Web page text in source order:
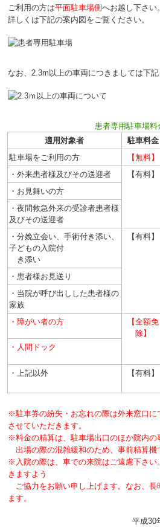
ご利用の方は平面駐車場側 へお越し下さい。
詳しくは下記の案内図をご覧ください。
なお、2.3m以上の車両につきましては下記
患者専用駐車場料
適用対象者
駐車料金
駐車場をご利用の方
【無料】
・外来患者様及びその送迎者
【有料】
・お見舞いの方
・夜間救急外来の受診者患者様
及びその送迎者
・分娩立会い、手術付き添い、
子どもの入院付
き添い
【有料】
・患者様お見送り
・当院が呼び出しした患者様の
家族
・障がい者の方
【全額免
除】
・人間ドック
・上記以外 【有料】
※駐車券の紛失・お忘れの際は外来窓口に
させていただきます。
※料金の精算は、駐車場出口のほか院内の
出場の際の混雑緩和のため、事前精算機
※入院の際は、車での来院はご遠慮下さい
きますよう
ご協力をお願い申し上げます。なお、長
ます。
平成30